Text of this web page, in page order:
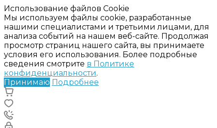
Использование файлов Cookie
Мы используем файлы cookie, разработанные
нашими специалистами и третьими лицами, для
анализа событий на нашем веб-сайте. Продолжая
просмотр страниц нашего сайта, вы принимаете
условия его использования. Более подробные
сведения смотрите в Политике
конфиденциальности.
Принимаю Подробнее